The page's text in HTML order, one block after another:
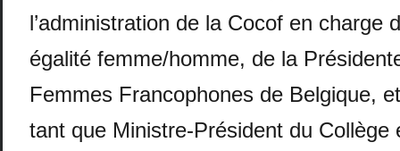
l’administration de la Cocof en charge
égalité femme/homme, de la
Femmes Francophones de Belgique,
tant que Ministre-Président du Collège